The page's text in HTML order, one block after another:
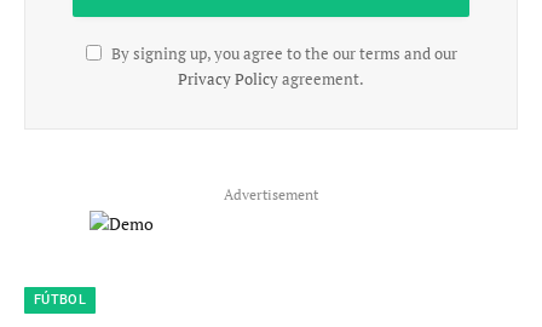
By signing up, you agree to the our terms and our
Privacy Policyagreement.
Advertisement
FÚTBOL